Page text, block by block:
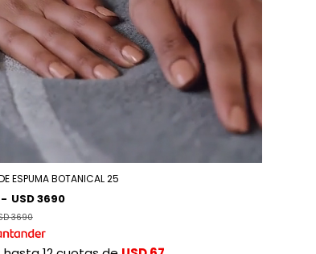
ESPUMA BOTANICAL 25
- USD 3690
3690